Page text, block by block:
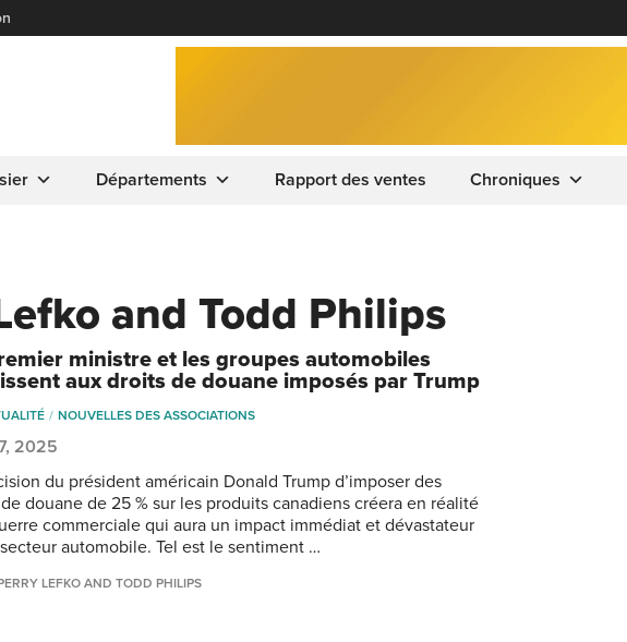
Départements Rapport des ventes Chroniques
and Todd Philips
ministre et les groupes automobiles
aux droits de douane imposés par Trump
NOUVELLES DES ASSOCIATIONS
2025
du président américain Donald Trump d’imposer des
douane de 25 % sur les produits canadiens créera en réalité
commerciale qui aura un impact immédiat et dévastateur
automobile. Tel est le sentiment …
LEFKO AND TODD PHILIPS